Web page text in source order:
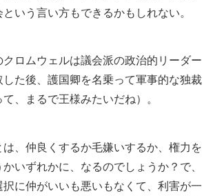
いう言い方もできるかもしれない。
ロムウェルは議会派の政治的リーダー
した後、護国卿を名乗って軍事的な独裁
、まるで王様みたいだね）。
、仲良くするか毛嫌いするか、権力を
いずれかに、なるのでしょうか？で、
に仲がいいも悪いもなくて、利害が一